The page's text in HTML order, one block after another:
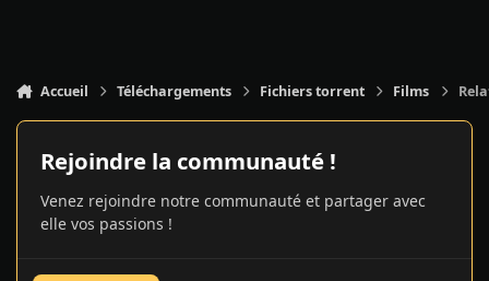
Accueil Téléchargements Fichiers torrent Films
Rejoindre la communauté !
Venez rejoindre notre communauté et partager avec
elle vos passions !